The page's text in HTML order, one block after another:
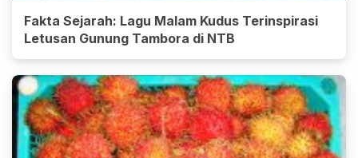
Fakta Sejarah: Lagu Malam Kudus Terinspirasi
Letusan Gunung Tambora di NTB